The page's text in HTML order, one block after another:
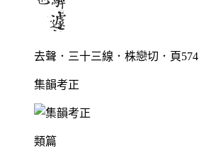
去聲．三十三線．株戀切．頁574
集韻考正
類篇